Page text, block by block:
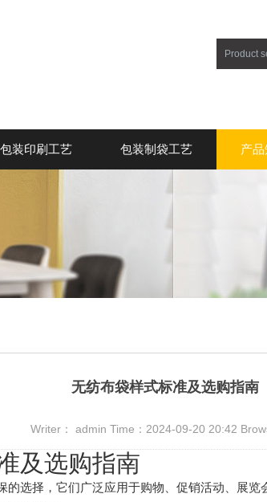
包装印刷工艺 包装制袋工艺 产
无纺布袋样式标准及选购指南
Writer： admin Time：2024-09-20 20:42
及选购指南
的选择，它们广泛应用于购物、促销活动、展